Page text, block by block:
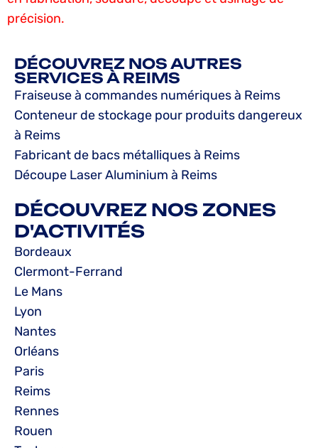
précision.
DÉCOUVREZ NOS AUTRES
SERVICES À REIMS
Fraiseuse à commandes numériques à Reims
Conteneur de stockage pour produits dangereux
à Reims
Fabricant de bacs métalliques à Reims
Découpe Laser Aluminium à Reims
DÉCOUVREZ NOS ZONES
D'ACTIVITÉS
Bordeaux
Clermont-Ferrand
Le Mans
Lyon
Nantes
Orléans
Paris
Reims
Rennes
Rouen